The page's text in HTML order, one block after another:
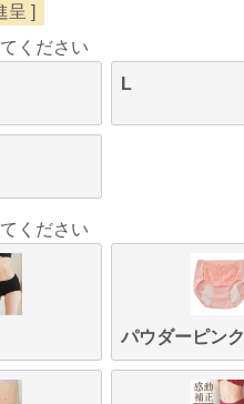
呈 ]
ください
L
ください
パウダーピンク